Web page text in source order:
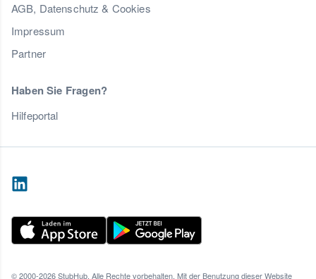
AGB, Datenschutz & Cookies
Impressum
Partner
Haben Sie Fragen?
Hilfeportal
© 2000-2026 StubHub. Alle Rechte vorbehalten. Mit der Benutzung dieser Website